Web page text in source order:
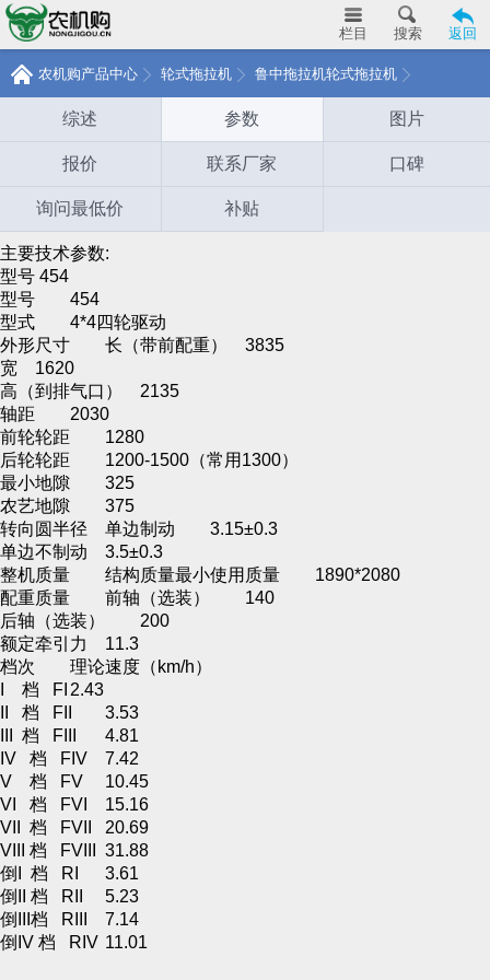
返回
搜索
栏目
农机购产品中心 轮式拖拉机 鲁中拖拉机轮式拖拉机
综述 参数 图片
报价 联系厂家 口碑
询问最低价 补贴
主要技术参数:
型号 454
型号
454
型式
4*4四轮驱动
外形尺寸
长（带前配重）
3835
宽
1620
高（到排气口）
2135
轴距
2030
前轮轮距
1280
后轮轮距
1200-1500（常用1300）
最小地隙
325
农艺地隙
375
转向圆半径
单边制动
3.15±0.3
单边不制动
3.5±0.3
整机质量
结构质量最小使用质量
1890*2080
配重质量
前轴（选装）
140
后轴（选装）
200
额定牵引力
11.3
档次
理论速度（km/h）
I 档 FI 2.43
II 档 FII
3.53
III 档 FIII
4.81
IV 档 FIV
7.42
V 档 FV
10.45
VI 档 FVI
15.16
VII 档 FVII
20.69
VIII 档 FVIII
31.88
倒I 档 RI
3.61
倒II 档 RII
5.23
倒III档 RIII
7.14
倒IV 档 RIV 11.01